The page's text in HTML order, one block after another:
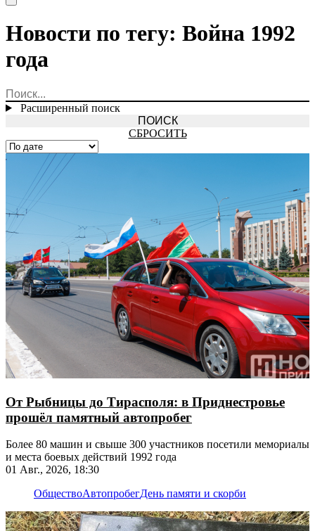
Новости по тегу: Война 1992
года
Расширенный поиск
СБРОСИТЬ
От Рыбницы до Тирасполя: в Приднестровье
прошёл памятный автопробег
Более 80 машин и свыше 300 участников посетили мемориалы
и места боевых действий 1992 года
01 Авг., 2026, 18:30
ОбществоАвтопробегДень памяти и скорби